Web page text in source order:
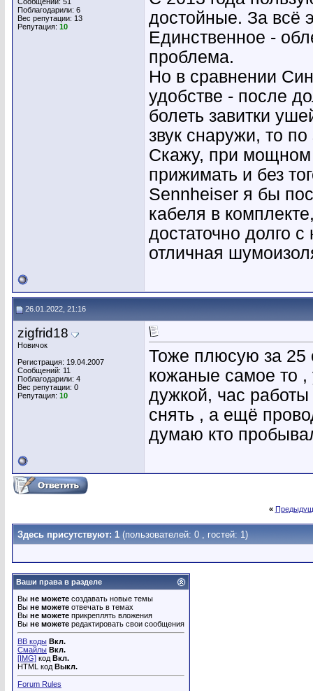
Поблагодарили: 6
Вес репутации: 13
Репутация: 10
достойные. За всё
Единственное -
проблема.
Но в сравнении
удобстве - после
болеть завитки
звук снаружи, то
Скажу, при мощном
прижимать и без
Sennheiser я бы
кабеля в
достаточно долго
отличная
26.01.2022, 21:16
zigfrid18
Новичок
Регистрация: 19.04.2007
Сообщений: 11
Поблагодарили: 4
Вес репутации: 0
Репутация: 10
Тоже плюсую за 25
кожаные самое то ,
дужкой, час
снять , а ещё
думаю кто
«
Здесь присутствуют: 1 (пользователей: 0 , гостей: 1)
Ваши права в разделе
Вы не можете создавать новые темы
Вы не можете отвечать в темах
Вы не можете прикреплять вложения
Вы не можете редактировать свои сообщения
BB коды Вкл.
Смайлы Вкл.
[IMG] код Вкл.
HTML код Выкл.
Forum Rules